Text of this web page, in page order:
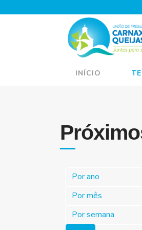
INÍCIO
Por ano
Por mês
Por semana